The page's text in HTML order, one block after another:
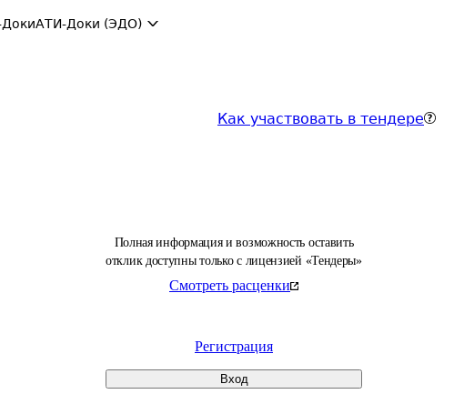
АТИ-Доки (ЭДО)
Как участвовать в тендере
Полная информация и возможность оставить
отклик доступны только с лицензией «Тендеры»
Смотреть расценки
Регистрация
Вход